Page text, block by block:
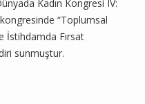
Kadın Kongresi IV:
“Toplumsal
İstihdamda Fırsat
sunmuştur.